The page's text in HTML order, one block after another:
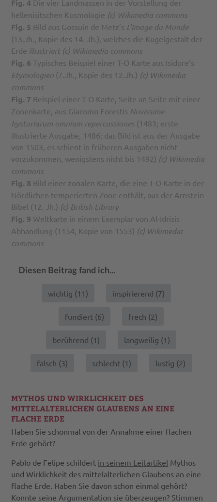
Fig. 4 Die vier Landmassen in der Vorstellung der
hellenisitschen Kosmologie (c) Wikimedia commons
Fig. 5 Bild aus Gossuin de Metz’s L’Image du Monde
(13.Jh., Kopie des 14. Jh.), welches die Kugelgestalt der
Erde illustriert (c) Wikimedia commons
Fig. 6 Typisches Beispiel einer T-O Karte aus Isidore’s
Etymologien (7.Jh., Kopie des 12.Jh.) (c) Wikimedia
commons
Fig. 7 Beispiel einer T-O Karte, Seite an Seite mit einer
Zonenkarte, aus Giacomo Forestis Novissime
hystoriarum omnium repercussiones (1483; erste
illustrierte Ausgabe, 1486; das Bild ist aus der Ausgabe
von 1503, es schient in früheren Ausgaben nicht
vorzukommen, wenigstens nicht bis 1492) (c) Wikimedia
commons
Fig. 8 Bild einer zonalen Karte, die eine T-O Karte in der
Nördlichen temperierten Zone enthält, aus der Arnstein
Bibel (12. Jh.) (c) British Library
Fig. 9 Weltkarte in einem Exemplar von Al-Idrisis
Abhandlung (1154, Kopie von 1553) (c) Wikimedia
commons
Diesen Beitrag fand ich...
wichtig (11) inspirierend (7)
fundiert (6) frech (2)
berührend (1) langweilig (1)
falsch (3) schlecht (1) lustig (2)
MYTHOS UND WIRKLICHKEIT DES
MITTELALTERLICHEN GLAUBENS AN EINE
FLACHE ERDE
Haben Sie schonmal von der Annahme einer flachen
Erde gehört?
Pablo de Felipe schildert in seinem Leitartikel Mythos
und Wirklichkeit des mittelalterlichen Glaubens an eine
flache Erde. Haben Sie davon schon einmal gehört?
Konnte seine Argumentation sie überzeugen? Stimmen